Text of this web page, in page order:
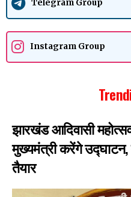
Telegram Group
Instagram Group
झारखंड आदिवासी
मुख्यमंत्री करेंगे उद्घाटन,
तैयार